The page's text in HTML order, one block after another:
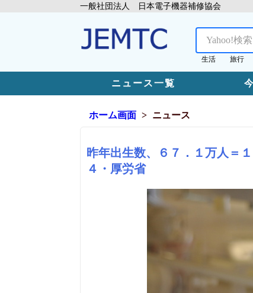
一般社団法人 日本電子機器補修協会
生活 旅行
ニュース一覧
ホーム画面 ニュース
昨年出生数、６７．１万人＝
４・厚労省